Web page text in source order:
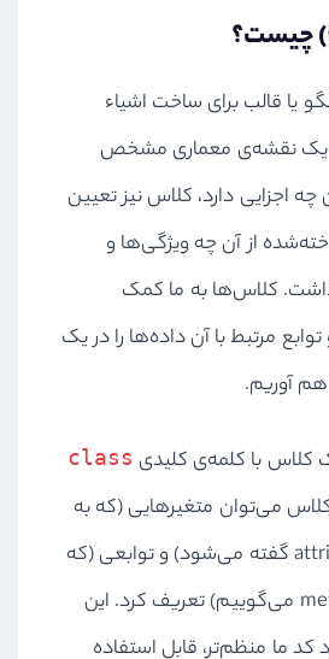
یا قالب برای ساخت اشیاء
یک نقشه‌ی معماری مشخص
اجزایی دارد، کلاس نیز تعیین
از آن چه ویژگی‌ها و
کلاس‌ها به ما کمک
مرتبط با آن داده‌ها را در یک
آوریم.
کلاس با کلمه‌ی کلیدی class
می‌توان متغیرهایی (که به
آن‌ها ویژگی یا attribute گفته می‌شود) و توابعی (که
به آن‌ها متد یا method می‌گوییم) تعریف کرد. این
ما منظم‌تر، قابل استفاده